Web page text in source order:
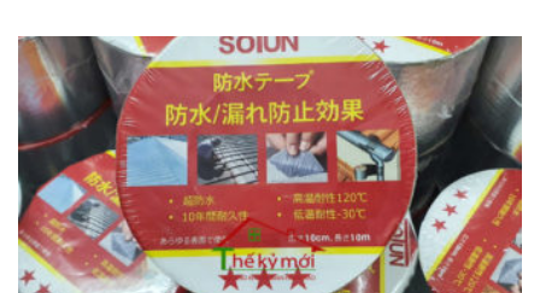
sửa chữa […]